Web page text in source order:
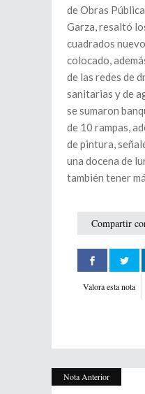
de Obras
Garza, resaltó
cuadrados
colocado,
de las redes de
sanitarias y de
se sumaron
de 10 rampas,
de pintura,
una docena de
también tener
Compartir
Valora esta nota
Nota Anterior